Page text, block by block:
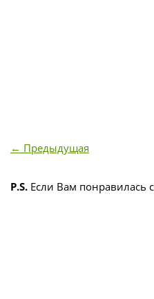
← Предыдущая
P.S. Если Вам понравилась